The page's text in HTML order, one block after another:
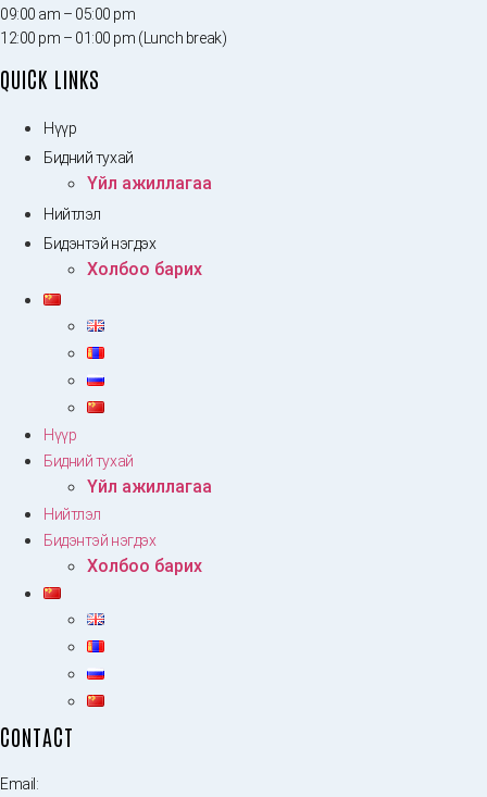
09:00 am – 05:00 pm
12:00 pm – 01:00 pm (Lunch break)
QUICK LINKS
Нүүр
Бидний тухай
Үйл ажиллагаа
Нийтлэл
Бидэнтэй нэгдэх
Холбоо барих
Нүүр
Бидний тухай
Үйл ажиллагаа
Нийтлэл
Бидэнтэй нэгдэх
Холбоо барих
CONTACT
Email: